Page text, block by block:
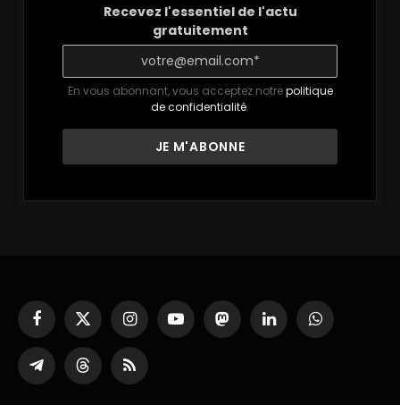
Recevez l'essentiel de l'actu
gratuitement
En vous abonnant, vous acceptez notrepolitique
de confidentialité.
Facebook
X
(Twitter)
InstagramYouTubeMastodonLinkedInWhatsApp
Partager
sur
ThreadsRSS